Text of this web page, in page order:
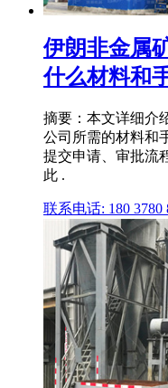
伊朗非金属
什么材料和
摘要：本文详细介
公司所需的材料和
提交申请、审批流
此 .
联系电话: 180 3780